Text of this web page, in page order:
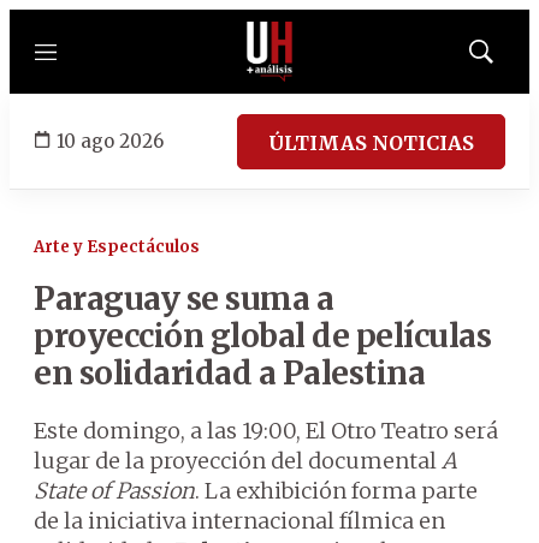
Menú
Mostrar
10 ago 2026 ÚLTIMAS NOTICIAS
Arte y Espectáculos
Paraguay se suma a
proyección global de películas
en solidaridad a Palestina
Este domingo, a las 19:00, El Otro Teatro será
lugar de la proyección del documentalA
State of Passion. La exhibición forma parte
de la iniciativa internacional fílmica en